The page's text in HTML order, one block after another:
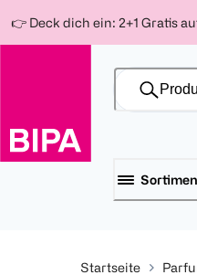
-10%
Für
150 Ös
-15%
Für
300 Ös
-20%
Für
500 Ös
zum
👉 Deck dich ein: 2+1 Gratis
Startseite